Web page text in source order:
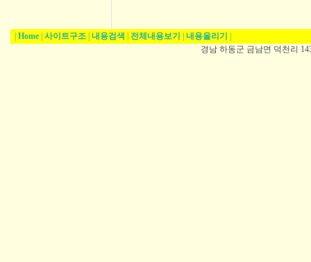
Home 사이트구조 내용검색 전체내용보기 내용올리기
경남 하동군 금남면 덕천리